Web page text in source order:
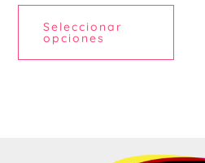
Seleccionar
opciones
la